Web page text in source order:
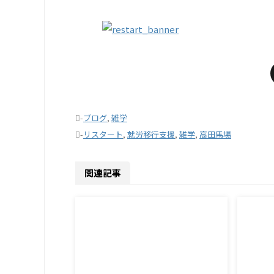
-ブログ, 雑学
- リスタート, 就労移行支援, 雑学, 高田馬場
関連記事